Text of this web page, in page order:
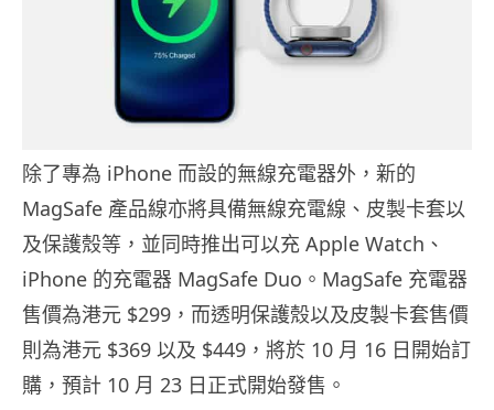
除了專為 iPhone 而設的無線充電器外，新的
MagSafe 產品線亦將具備無線充電線、皮製卡套以
及保護殼等，並同時推出可以充 Apple Watch、
iPhone 的充電器 MagSafe Duo。MagSafe 充電器
售價為港元 $299，而透明保護殼以及皮製卡套售價
則為港元 $369 以及 $449，將於 10 月 16 日開始訂
購，預計 10 月 23 日正式開始發售。